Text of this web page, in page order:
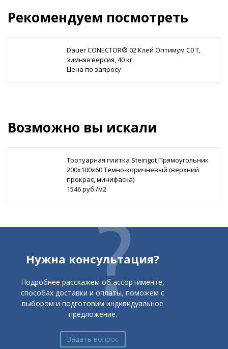
Рекомендуем посмотреть
Dauer CONECTOR® 02 Клей Оптимум C0 Т,
зимняя версия, 40 кг
Цена по запросу
Возможно вы искали
Тротуарная плитка Steingot Прямоугольник
200х100х60 Темно-коричневый (верхний
прокрас, минифаска)
1546 руб./м2
Нужна консультация?
Подробнее расскажем об ассортименте,
способах доставки и оплаты, поможем с
выбором и подготовим индивидуальное
предложение.
Задать вопрос